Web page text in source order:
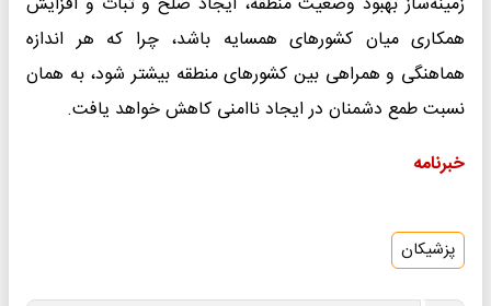
همکاری میان کشورهای همسایه باشد، چرا که هر اندازه
هماهنگی و همراهی بین کشورهای منطقه بیشتر شود، به همان
نسبت طمع دشمنان در ایجاد ناامنی کاهش خواهد یافت.
خبرنامه
پزشیکان